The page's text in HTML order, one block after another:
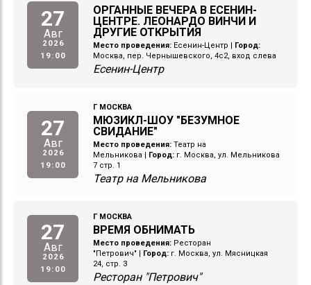
27
Авг
2026
19:00
ОРГАННЫЕ ВЕЧЕРА В ЕСЕНИН-
ЦЕНТРЕ. ЛЕОНАРДО ВИНЧИ И
ДРУГИЕ ОТКРЫТИЯ
Место проведения: Есенин-Центр
Город:
Москва, пер. Чернышевского, 4с2, вход слева
Есенин-Центр
27
Авг
2026
19:00
Г МОСКВА
МЮЗИКЛ-ШОУ "БЕЗУМНОЕ
СВИДАНИЕ"
Место проведения: Театр на
Мельникова
Город: г. Москва, ул. Мельникова
7 стр. 1
Театр на Мельникова
27
Авг
2026
19:00
Г МОСКВА
ВРЕМЯ ОБНИМАТЬ
Место проведения: Ресторан
"Петрович"
Город: г. Москва, ул. Мясницкая
24, стр. 3
Ресторан "Петрович"